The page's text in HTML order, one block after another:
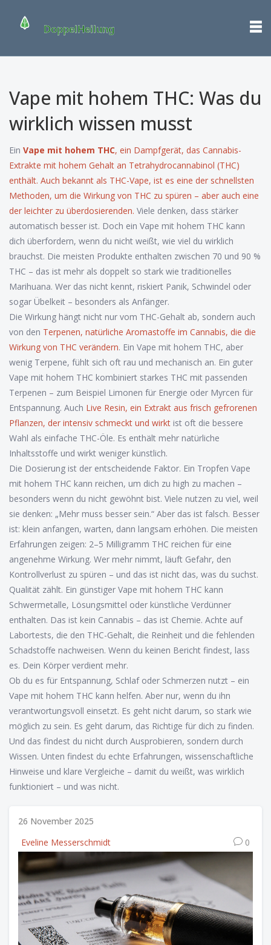
Vape mit hohem THC: Was du
wirklich wissen musst
Ein Vape mit hohem THC, ein Dampfgerät, das Cannabis-
Extrakte mit hohem Gehalt an Tetrahydrocannabinol (THC)
enthält. Auch bekannt als THC-Vape, ist es eine der schnellsten
Methoden, um die Wirkung von THC zu spüren – aber auch eine
der leichter zu überdosierenden. Viele denken, dass stärker
automatisch besser ist. Doch ein Vape mit hohem THC kann
dich überfordern, wenn du nicht weißt, wie viel du wirklich
brauchst. Die meisten Produkte enthalten zwischen 70 und 90 %
THC – das ist mehr als doppelt so stark wie traditionelles
Marihuana. Wer das nicht kennt, riskiert Panik, Schwindel oder
sogar Übelkeit – besonders als Anfänger.
Die Wirkung hängt nicht nur vom THC-Gehalt ab, sondern auch
von den Terpenen, natürliche Aromastoffe im Cannabis, die die
Wirkung von THC verändern. Ein Vape mit hohem THC, aber
wenig Terpene, fühlt sich oft rau und mechanisch an. Ein guter
Vape mit hohem THC kombiniert starkes THC mit passenden
Terpenen – zum Beispiel Limonen für Energie oder Myrcen für
Entspannung. Auch Live Resin, ein Extrakt aus frisch gefrorenen
Pflanzen, der intensiv schmeckt und wirkt ist oft die bessere
Wahl als einfache THC-Öle. Es enthält mehr natürliche
Inhaltsstoffe und wirkt weniger künstlich.
Die Dosierung ist der entscheidende Faktor. Ein Tropfen Vape
mit hohem THC kann reichen, um dich zu high zu machen –
besonders wenn du nicht gewöhnt bist. Viele nutzen zu viel, weil
sie denken: „Mehr muss besser sein.“ Aber das ist falsch. Besser
ist: klein anfangen, warten, dann langsam erhöhen. Die meisten
Erfahrungen zeigen: 2–5 Milligramm THC reichen für eine
angenehme Wirkung. Wer mehr nimmt, läuft Gefahr, den
Kontrollverlust zu spüren – und das ist nicht das, was du suchst.
Qualität zählt. Ein günstiger Vape mit hohem THC kann
Schwermetalle, Lösungsmittel oder künstliche Verdünner
enthalten. Das ist kein Cannabis – das ist Chemie. Achte auf
Labortests, die den THC-Gehalt, die Reinheit und die fehlenden
Schadstoffe nachweisen. Wenn du keinen Bericht findest, lass
es. Dein Körper verdient mehr.
Ob du es für Entspannung, Schlaf oder Schmerzen nutzt – ein
Vape mit hohem THC kann helfen. Aber nur, wenn du ihn
verantwortungsvoll einsetzt. Es geht nicht darum, so stark wie
möglich zu sein. Es geht darum, das Richtige für dich zu finden.
Und das findest du nicht durch Ausprobieren, sondern durch
Wissen. Unten findest du echte Erfahrungen, wissenschaftliche
Hinweise und klare Vergleiche – damit du weißt, was wirklich
funktioniert – und was nicht.
26 November 2025
Eveline Messerschmidt
0